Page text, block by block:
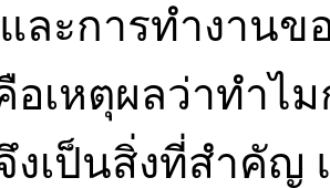
ละการทำงาน
เหตุผลว่าทำไ
เป็นสิ่งที่สำคัญ